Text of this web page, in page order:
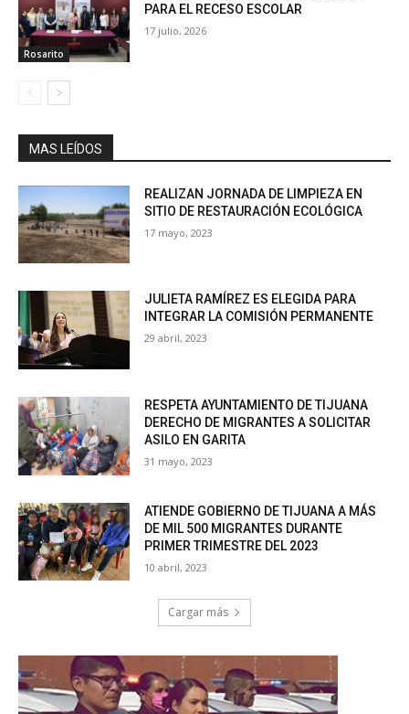
Rosarito
PARA EL RECESO ESCOLAR
17 julio, 2026
MAS LEÍDOS
REALIZAN JORNADA DE LIMPIEZA EN
SITIO DE RESTAURACIÓN ECOLÓGICA
17 mayo, 2023
JULIETA RAMÍREZ ES ELEGIDA PARA
INTEGRAR LA COMISIÓN PERMANENTE
29 abril, 2023
RESPETA AYUNTAMIENTO DE TIJUANA
DERECHO DE MIGRANTES A SOLICITAR
ASILO EN GARITA
31 mayo, 2023
ATIENDE GOBIERNO DE TIJUANA A MÁS
DE MIL 500 MIGRANTES DURANTE
PRIMER TRIMESTRE DEL 2023
10 abril, 2023
Cargar más